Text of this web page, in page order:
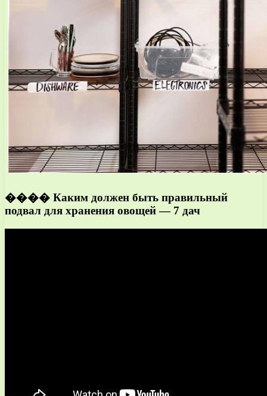
��‍�� Каким должен быть правильный
подвал для хранения овощей — 7 дач